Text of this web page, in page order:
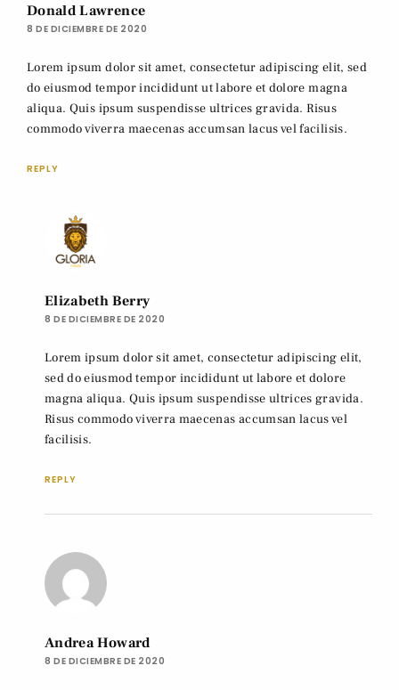
Donald Lawrence
8 DE DICIEMBRE DE 2020
Lorem ipsum dolor sit amet, consectetur adipiscing elit, sed
do eiusmod tempor incididunt ut labore et dolore magna
aliqua. Quis ipsum suspendisse ultrices gravida. Risus
commodo viverra maecenas accumsan lacus vel facilisis.
REPLY
Elizabeth Berry
8 DE DICIEMBRE DE 2020
Lorem ipsum dolor sit amet, consectetur adipiscing elit,
sed do eiusmod tempor incididunt ut labore et dolore
magna aliqua. Quis ipsum suspendisse ultrices gravida.
Risus commodo viverra maecenas accumsan lacus vel
facilisis.
REPLY
Andrea Howard
8 DE DICIEMBRE DE 2020